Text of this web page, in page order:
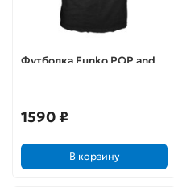
Футболка Funko POP and
1590 ₽
В корзину